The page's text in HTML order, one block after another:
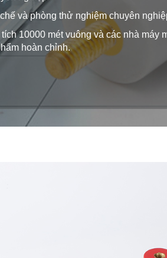
và phòng thử nghiệm chuyên
tích 10000 mét vuông và các nhà
hoàn chỉnh.